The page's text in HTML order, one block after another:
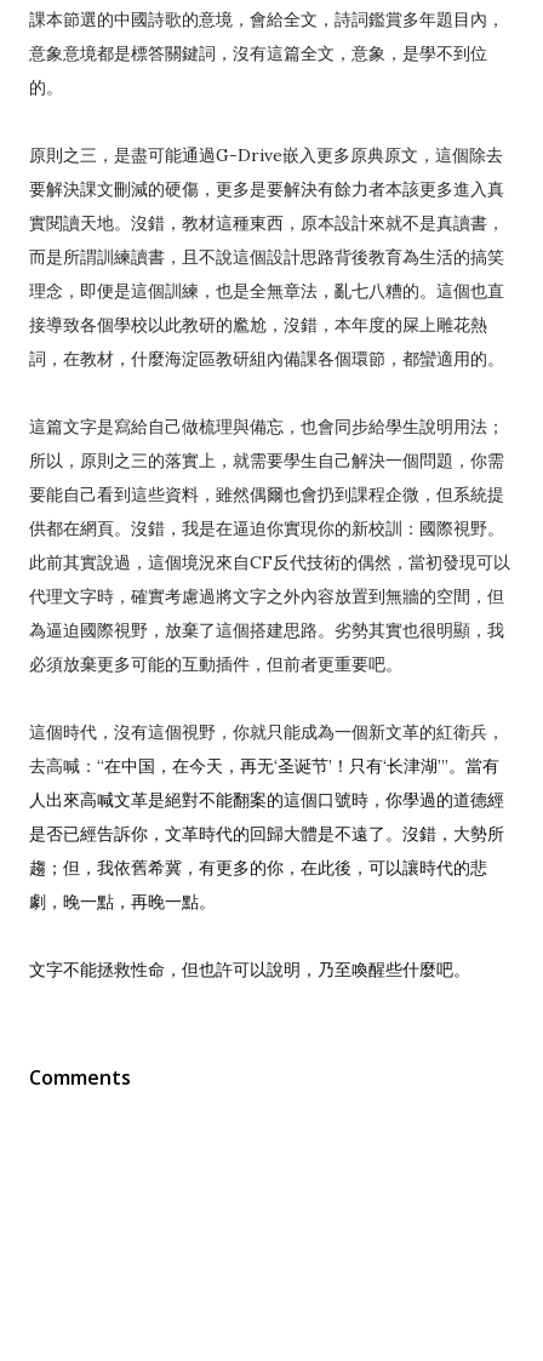
課本節選的中國詩歌的意境，會給全文，詩詞鑑賞多年題目內，
意象意境都是標答關鍵詞，沒有這篇全文，意象，是學不到位
的。
原則之三，是盡可能通過G-Drive嵌入更多原典原文，這個除去
要解決課文刪減的硬傷，更多是要解決有餘力者本該更多進入真
實閱讀天地。沒錯，教材這種東西，原本設計來就不是真讀書，
而是所謂訓練讀書，且不說這個設計思路背後教育為生活的搞笑
理念，即便是這個訓練，也是全無章法，亂七八糟的。這個也直
接導致各個學校以此教研的尷尬，沒錯，本年度的屎上雕花熱
詞，在教材，什麼海淀區教研組內備課各個環節，都蠻適用的。
這篇文字是寫給自己做梳理與備忘，也會同步給學生說明用法；
所以，原則之三的落實上，就需要學生自己解決一個問題，你需
要能自己看到這些資料，雖然偶爾也會扔到課程企微，但系統提
供都在網頁。沒錯，我是在逼迫你實現你的新校訓：國際視野。
此前其實說過，這個境況來自CF反代技術的偶然，當初發現可以
代理文字時，確實考慮過將文字之外內容放置到無牆的空間，但
為逼迫國際視野，放棄了這個搭建思路。劣勢其實也很明顯，我
必須放棄更多可能的互動插件，但前者更重要吧。
這個時代，沒有這個視野，你就只能成為一個新文革的紅衛兵，
去高喊： “在中国，在今天，再无‘圣诞节’！只有‘长津湖’”。當有
人出來高喊文革是絕對不能翻案的這個口號時，你學過的道德經
是否已經告訴你，文革時代的回歸大體是不遠了。沒錯，大勢所
趨；但，我依舊希冀，有更多的你，在此後，可以讓時代的悲
劇，晚一點，再晚一點。
文字不能拯救性命，但也許可以說明，乃至喚醒些什麼吧。
Comments